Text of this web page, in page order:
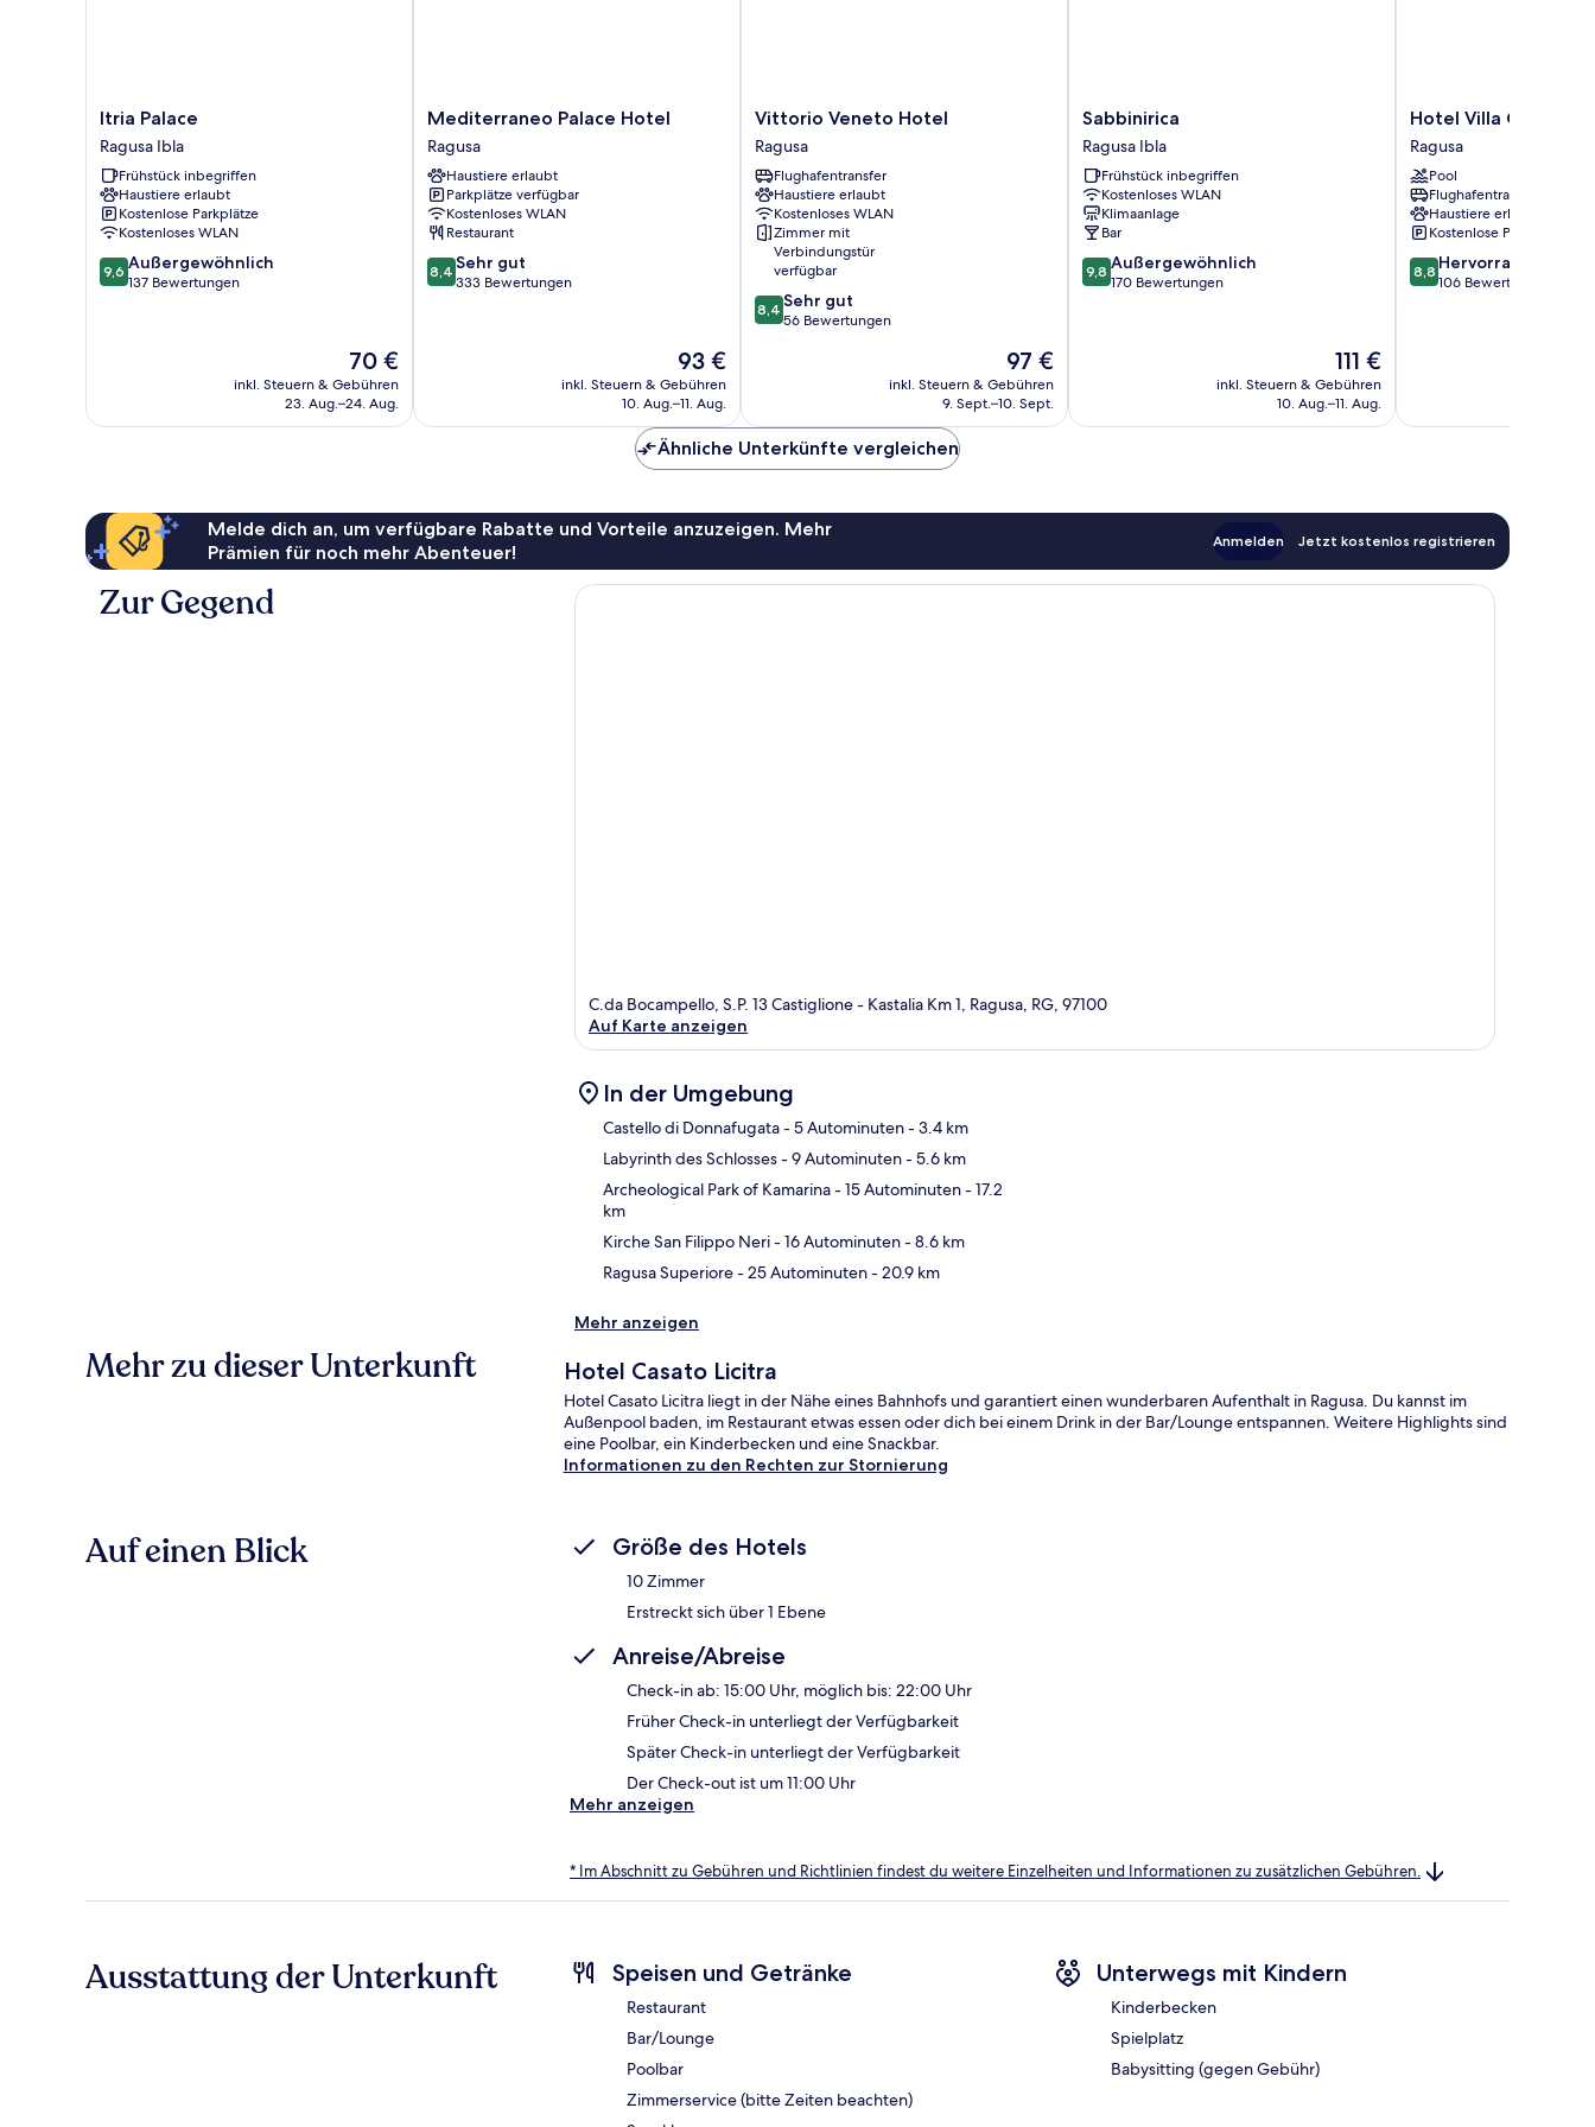
Itria
Palace
Ragusa
Ibla
Itria Palace
Ragusa Ibla
Frühstück inbegriffen
Haustiere erlaubt
Kostenlose Parkplätze
Kostenloses WLAN
9.6
von
9,6 Außergewöhnlich
137 Bewertungen
Der
Preis
beträgt
70 €
inkl. Steuern & Gebühren
23. Aug.–24. Aug.
Mediterraneo
Palace
Hotel
Ragusa
Mediterraneo Palace Hotel
Ragusa
Haustiere erlaubt
Parkplätze verfügbar
Kostenloses WLAN
Restaurant
8.4
von
8,4 Sehr gut
333 Bewertungen
Der
Preis
beträgt
93 €
inkl. Steuern & Gebühren
10. Aug.–11. Aug.
Vittorio
Veneto
Hotel
Ragusa
Vittorio Veneto Hotel
Ragusa
Flughafentransfer
Haustiere erlaubt
Kostenloses WLAN
Zimmer mit
Verbindungstür
verfügbar
8.4
von
Bewertungen
8,4 Sehr gut
56 Bewertungen
Der
Preis
beträgt
97 €
inkl. Steuern & Gebühren
9. Sept.–10. Sept.
Sabbinirica
Ragusa
Ibla
Sabbinirica
Ragusa Ibla
Frühstück inbegriffen
Kostenloses WLAN
Klimaanlage
Bar
9.8
von
9,8 Außergewöhnlich
170 Bewertungen
Der
Preis
beträgt
111 €
inkl. Steuern & Gebühren
10. Aug.–11. Aug.
Hotel
Villa
Carlotta
Ragusa
Hotel Villa Carlotta
Ragusa
Pool
Flughafentransfer
Haustiere erlaubt
Kostenlose Parkplätze
8.8
von
8,8 Hervorragend
106 Bewertungen
Ähnliche Unterkünfte vergleichen
Melde dich an, um verfügbare Rabatte und Vorteile anzuzeigen. Mehr
Prämien für noch mehr Abenteuer!
Anmelden Jetzt kostenlos registrieren
Zur Gegend
C.da Bocampello, S.P. 13 Castiglione - Kastalia Km 1, Ragusa, RG, 97100
Auf Karte anzeigen
In der Umgebung
Castello di Donnafugata- 5 Autominuten- 3.4 km
Labyrinth des Schlosses- 9 Autominuten- 5.6 km
Archeological Park of Kamarina- 15 Autominuten- 17.2
km
Kirche San Filippo Neri- 16 Autominuten- 8.6 km
Ragusa Superiore- 25 Autominuten- 20.9 km
Mehr anzeigen
Mehr zu dieser Unterkunft Hotel Casato Licitra
Hotel Casato Licitra liegt in der Nähe eines Bahnhofs und garantiert einen wunderbaren Aufenthalt in Ragusa. Du kannst im
Außenpool baden, im Restaurant etwas essen oder dich bei einem Drink in der Bar/Lounge entspannen. Weitere Highlights sind
eine Poolbar, ein Kinderbecken und eine Snackbar.
Informationen zu den Rechten zur Stornierung
Auf einen Blick Größe des Hotels
10 Zimmer
Erstreckt sich über 1 Ebene
Anreise/Abreise
Check-in ab: 15:00 Uhr, möglich bis: 22:00 Uhr
Früher Check-in unterliegt der Verfügbarkeit
Später Check-in unterliegt der Verfügbarkeit
Der Check-out ist um 11:00 Uhr
Mehr anzeigen
* Im Abschnitt zu Gebühren und Richtlinien findest du weitere Einzelheiten und Informationen zu zusätzlichen Gebühren.
Ausstattung der Unterkunft Speisen und Getränke
Restaurant
Bar/Lounge
Poolbar
Zimmerservice (bitte Zeiten beachten)
Unterwegs mit Kindern
Kinderbecken
Spielplatz
Babysitting (gegen Gebühr)